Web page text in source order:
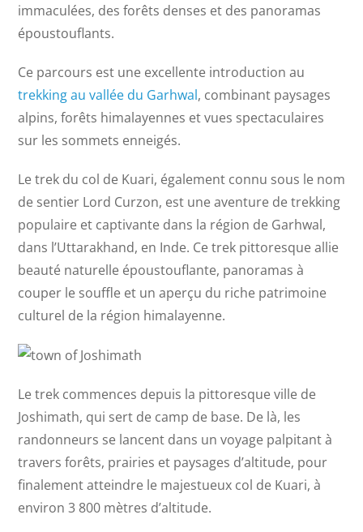
immaculées, des forêts denses et des panoramas
époustouflants.
Ce parcours est une excellente introduction au
trekking au vallée du Garhwal, combinant paysages
alpins, forêts himalayennes et vues spectaculaires
sur les sommets enneigés.
Le trek du col de Kuari, également connu sous le nom
de sentier Lord Curzon, est une aventure de trekking
populaire et captivante dans la région de Garhwal,
dans l’Uttarakhand, en Inde. Ce trek pittoresque allie
beauté naturelle époustouflante, panoramas à
couper le souffle et un aperçu du riche patrimoine
culturel de la région himalayenne.
Le trek commences depuis la pittoresque ville de
Joshimath, qui sert de camp de base. De là, les
randonneurs se lancent dans un voyage palpitant à
travers forêts, prairies et paysages d’altitude, pour
finalement atteindre le majestueux col de Kuari, à
environ 3 800 mètres d’altitude.